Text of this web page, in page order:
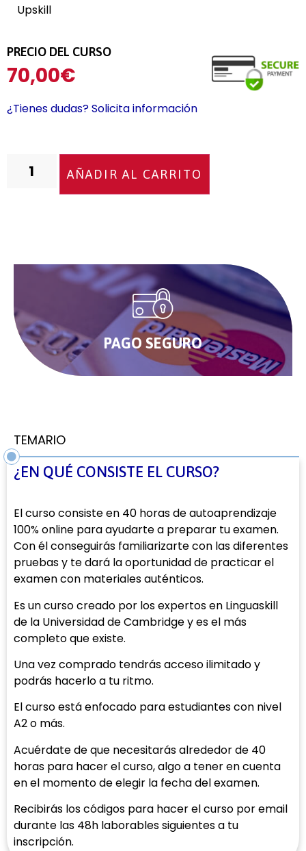
Upskill
PRECIO DEL CURSO
70,00€
¿Tienes dudas? Solicita información
AÑADIR AL CARRITO
PAGO SEGURO
TEMARIO
¿EN QUÉ CONSISTE EL CURSO?
El curso consiste en 40 horas de autoaprendizaje
100% online para ayudarte a preparar tu examen.
Con él conseguirás familiarizarte con las diferentes
pruebas y te dará la oportunidad de practicar el
examen con materiales auténticos.
Es un curso creado por los expertos en Linguaskill
de la Universidad de Cambridge y es el más
completo que existe.
Una vez comprado tendrás acceso ilimitado y
podrás hacerlo a tu ritmo.
El curso está enfocado para estudiantes con nivel
A2 o más.
Acuérdate de que necesitarás alrededor de 40
horas para hacer el curso, algo a tener en cuenta
en el momento de elegir la fecha del examen.
Recibirás los códigos para hacer el curso por email
durante las 48h laborables siguientes a tu
inscripción.